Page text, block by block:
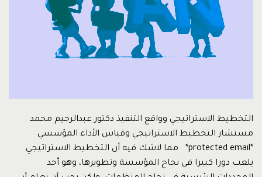
التخطيط الاستراتيجي وواقع التنفيذ دكتور عبدالرحيم محمد
مستشار التخطيط الاستراتيجي وقياس الأداء المؤسسي
*protected email* مما لاشك فيه أن التخطيط الاستراتيجي
يلعب دورا كبيرا في نجاح المؤسسة وتطويرها، وهو أحد